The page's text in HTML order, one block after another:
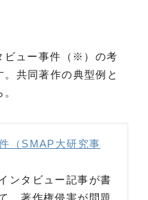
ビュー事件（※）の考
共同著作の典型例と
（SMAP大研究事
ンタビュー記事が書
、著作権侵害が問題